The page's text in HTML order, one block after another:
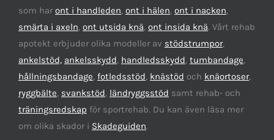
som haront i handleden, ont i hälen, ont i nacken,
smärta i axeln, ont utsida knä, ont insida knä. Vårt rehab
apotekt erbjuder olika modeller av stödstrumpor,
ankelstöd, ankelsskydd, handledsskydd, tumbandage,
hållningsbandage, fotledsstöd, knästöd och knäortoser,
ryggbälte, svankstöd, ländryggsstöd samt rehab- och
träningsredskap för sportrehab. Du kan även läsa mer
om olika skador i Skadeguiden.